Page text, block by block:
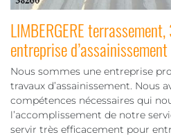
LIMBERGERE
entreprise d’assainissement
Nous sommes une entreprise
travaux d’assainissement. Nous
compétences nécessaires qui
l’accomplissement de notre
servir très efficacement pour